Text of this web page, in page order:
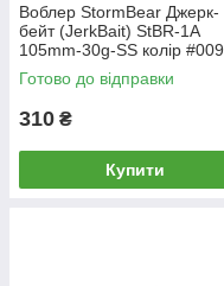
Воблер StormBear Джерк-
бейт (JerkBait) StBR-1A
105mm-30g-SS колір #009
Готово до відправки
310 ₴
Купити